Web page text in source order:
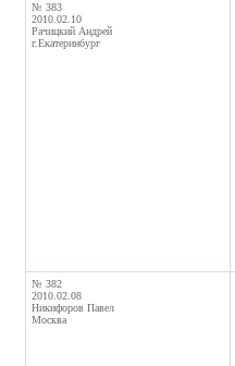
№ 383
2010.02.10
Рачицкий Андрей
г.Екатеринбург
№ 382
2010.02.08
Никифоров Павел
Москва